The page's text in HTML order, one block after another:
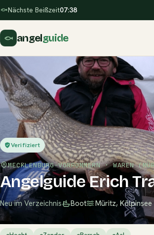
Nächste Beißzeit07:38
angelguide
Verifiziert
MECKLENBURG-VORPOMMERN · WAREN
Angelguide Erich
Neu im Verzeichnis Boot Müritz,